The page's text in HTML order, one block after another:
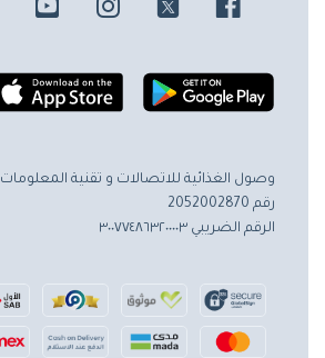
وصول الغذائية للاتصالات و تقنية المعلومات
رقم 2052002870
الرقم الضريبي ٣٠٠٧٧٤٨٦٣٢٠٠٠٠٣